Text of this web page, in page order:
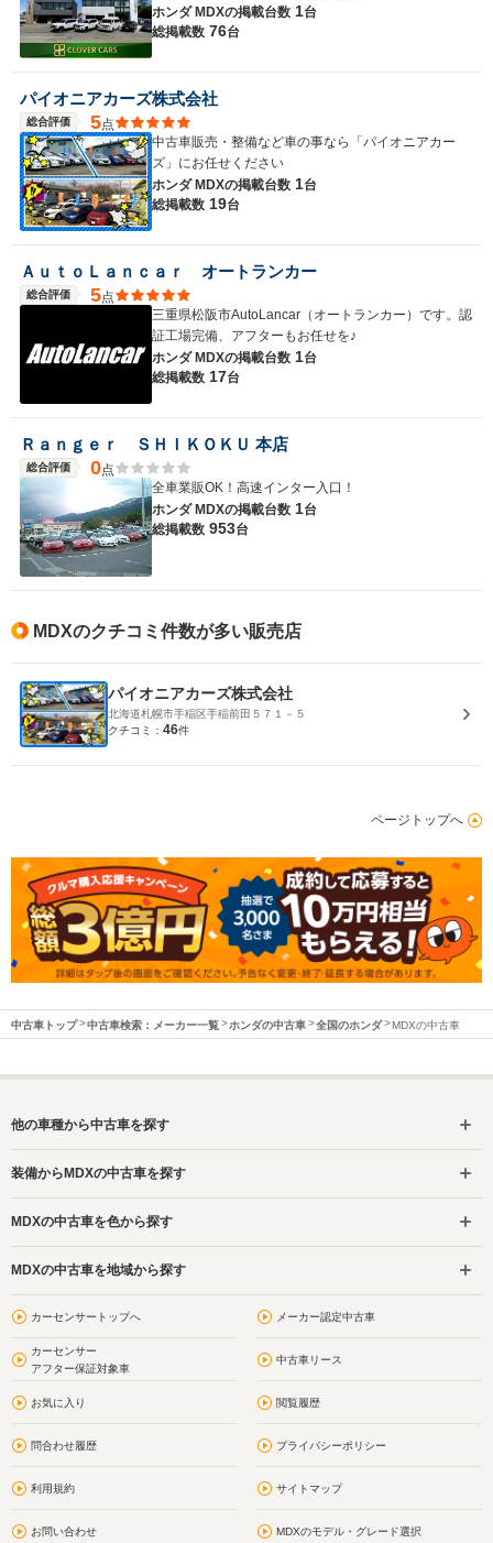
ホンダ MDXの掲載台数 1台
総掲載数 76台
パイオニアカーズ株式会社
総合評価 5点
中古車販売・整備など車の事なら「パイオニアカー
ズ」にお任せください
ホンダ MDXの掲載台数 1台
総掲載数 19台
ＡｕｔｏＬａｎｃａｒ オートランカー
総合評価 5点
三重県松阪市AutoLancar（オートランカー）です。認
証工場完備、アフターもお任せを♪
ホンダ MDXの掲載台数 1台
総掲載数 17台
Ｒａｎｇｅｒ ＳＨＩＫＯＫＵ 本店
総合評価 0点
全車業販OK！高速インター入口！
ホンダ MDXの掲載台数 1台
総掲載数 953台
MDXのクチコミ件数が多い販売店
パイオニアカーズ株式会社
北海道札幌市手稲区手稲前田５７１－５
クチコミ： 46件
ページトップへ
中古車トップ 中古車検索：メーカー一覧 ホンダの中古車 全国のホンダ MDXの中古車
他の車種から中古車を探す
装備からMDXの中古車を探す
MDXの中古車を色から探す
MDXの中古車を地域から探す
カーセンサートップへ メーカー認定中古車
カーセンサー
アフター保証対象車
中古車リース
お気に入り 閲覧履歴
問合わせ履歴 プライバシーポリシー
利用規約 サイトマップ
お問い合わせ MDXのモデル・グレード選択